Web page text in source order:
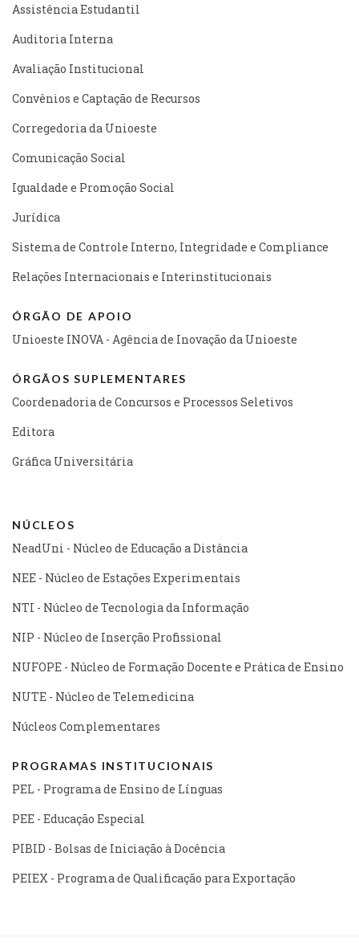
Assistência Estudantil
Auditoria Interna
Avaliação Institucional
Convênios e Captação de Recursos
Corregedoria da Unioeste
Comunicação Social
Igualdade e Promoção Social
Jurídica
Sistema de Controle Interno, Integridade e Compliance
Relações Internacionais e Interinstitucionais
ÓRGÃO DE APOIO
Unioeste INOVA - Agência de Inovação da Unioeste
ÓRGÃOS SUPLEMENTARES
Coordenadoria de Concursos e Processos Seletivos
Editora
Gráfica Universitária
NÚCLEOS
NeadUni - Núcleo de Educação a Distância
NEE - Núcleo de Estações Experimentais
NTI - Núcleo de Tecnologia da Informação
NIP - Núcleo de Inserção Profissional
NUFOPE - Núcleo de Formação Docente e Prática de Ensino
NUTE - Núcleo de Telemedicina
Núcleos Complementares
PROGRAMAS INSTITUCIONAIS
PEL - Programa de Ensino de Línguas
PEE - Educação Especial
PIBID - Bolsas de Iniciação à Docência
PEIEX - Programa de Qualificação para Exportação